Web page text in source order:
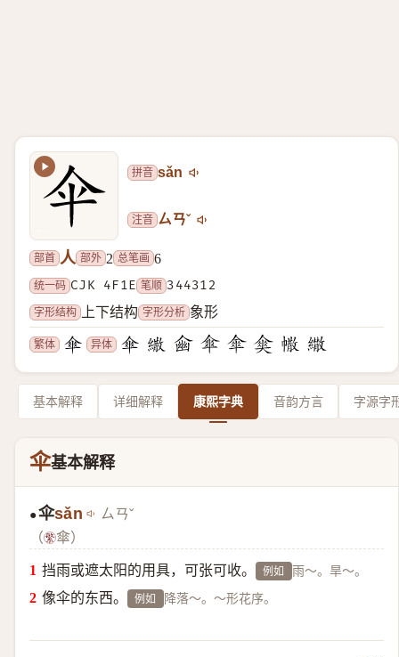
拼音 sǎn
注音 ㄙㄢˇ
部首 人 部外 2 总笔画 6
统一码 CJK 4F1E 笔顺 344312
字形结构
上下结构 字形分析 象形
繁体 异体
基本解释 详细解释 康熙字典 音韵方言 字源字
伞基本解释
●伞sǎn ㄙㄢˇ
（
傘）
挡雨或遮太阳的用具，可张可收。
例如 雨～。旱～。
像伞的东西。 例如 降落～。～形花序。